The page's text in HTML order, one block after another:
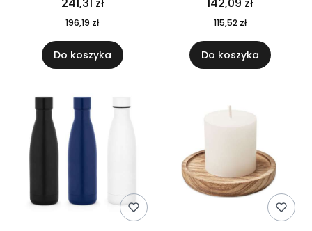
241,31 zł
196,19 zł
Do koszyka
142,09 zł
115,52 zł
Do koszyka